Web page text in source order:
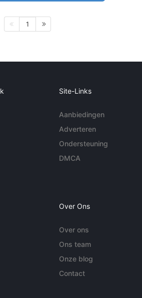
1
Site-Links
Aanbiedingen
Adverteren
Ondersteuning
DMCA
Over Ons
Over ons
Ons team
Onze blog
Contact